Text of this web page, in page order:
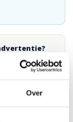
Over
of kom je een
weten via
er graag naar.